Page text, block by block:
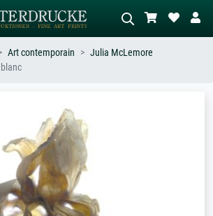
de Hokusai,
abstrait avec beaucoup de rouge,
tableau sombre, nu debout près d'un
Art contemporain
Julia McLemore